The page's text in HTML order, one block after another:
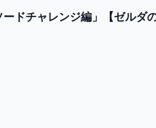
ドチャレンジ編」【ゼルダ